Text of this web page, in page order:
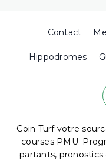
Contact
Hippodromes
Coin Turf votre
courses PMU.
partants,